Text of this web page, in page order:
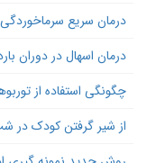
درمان سریع
درمان اسهال در دوران
چگونگی استفاده از
از شیر گرفتن کودک در